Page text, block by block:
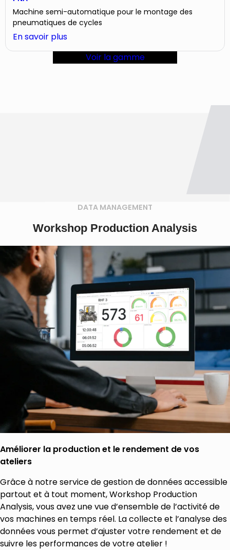
Machine semi-automatique pour le montage des
pneumatiques de cycles
En savoir plus:
PNA
Voir la gamme
DATA MANAGEMENT
Workshop Production Analysis
Améliorer la production et le rendement de vos
ateliers
Grâce à notre service de gestion de données accessible
partout et à tout moment, Workshop Production
Analysis, vous avez une vue d’ensemble de l’activité de
vos machines en temps réel. La collecte et l’analyse des
données vous permet d’ajuster votre rendement et de
suivre les performances de votre atelier !